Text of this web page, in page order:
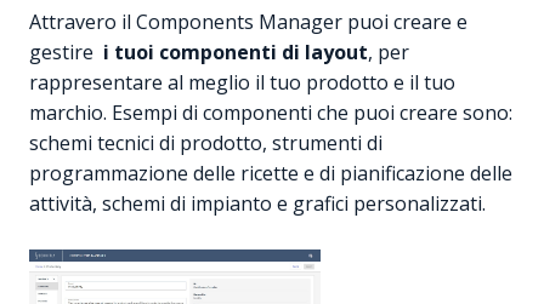
Attravero il Components Manager puoi creare e
gestire i tuoi componenti di layout, per
rappresentare al meglio il tuo prodotto e il tuo
marchio. Esempi di componenti che puoi creare sono:
schemi tecnici di prodotto, strumenti di
programmazione delle ricette e di pianificazione delle
attività, schemi di impianto e grafici personalizzati.